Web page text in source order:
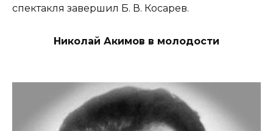
спектакля завершил Б. В. Косарев.
Николай Акимов в молодости